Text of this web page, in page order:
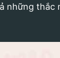
những thắc